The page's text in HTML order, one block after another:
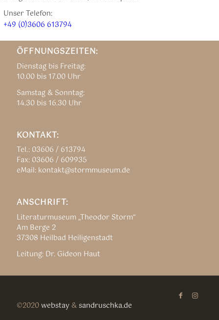
Unser Telefon:
+49 (0)3606 613794
ÖFFNUNGSZEITEN:
Dienstag bis Freitag:
10.00 bis 17.00 Uhr
Samstag & Sonntag:
14.30 bis 16.30 Uhr
KONTAKT:
Tel.: 03606 / 613794
Fax: 03606 / 609935
eMail: kontakt@stormmuseum.de
ANSCHRIFT:
Literaturmuseum „Theodor Storm“
Am Berge 2
37308 Heilbad Heiligenstadt
Leitung: Dr. Gideon Haut
©2020 webstay&sandruschka.de